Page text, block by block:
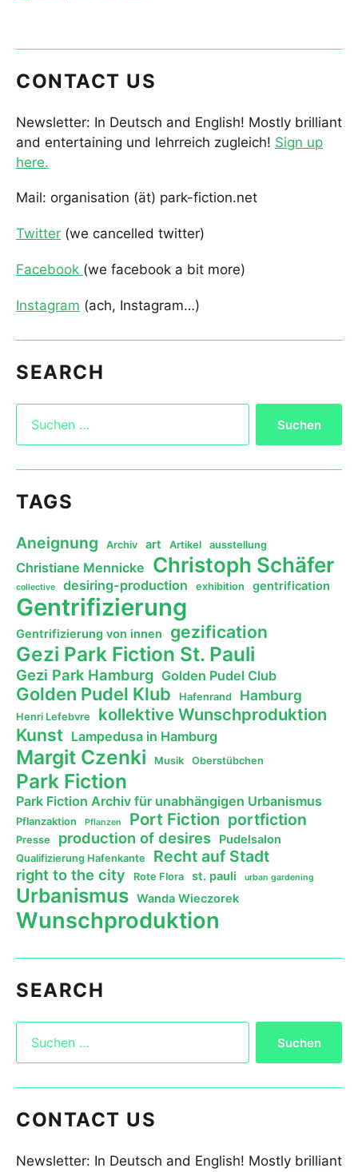
CONTACT US
Newsletter: In Deutsch and English! Mostly brilliant
and entertaining und lehrreich zugleich! Sign up
here.
Mail: organisation (ät) park-fiction.net
Twitter (we cancelled twitter)
Facebook (we facebook a bit more)
Instagram (ach, Instagram…)
SEARCH
TAGS
Aneignung Archiv art Artikel ausstellung
Christiane Mennicke Christoph Schäfer
collective desiring-production exhibition gentrification
Gentrifizierung
Gentrifizierung von innen gezification
Gezi Park Fiction St. Pauli
Gezi Park Hamburg Golden Pudel Club
Golden Pudel Klub Hafenrand Hamburg
Henri Lefebvre kollektive Wunschproduktion
Kunst Lampedusa in Hamburg
Margit Czenki Musik Oberstübchen
Park Fiction
Park Fiction Archiv für unabhängigen Urbanismus
Pflanzaktion Pflanzen Port Fiction portfiction
Presse production of desires Pudelsalon
Qualifizierung Hafenkante Recht auf Stadt
right to the city Rote Flora st. pauli urban gardening
Urbanismus Wanda Wieczorek
Wunschproduktion
SEARCH
CONTACT US
Newsletter: In Deutsch and English! Mostly brilliant